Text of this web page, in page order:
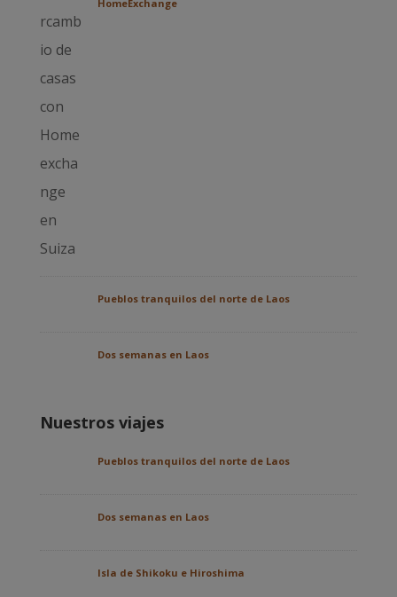
HomeExchange
Pueblos tranquilos del norte de Laos
Dos semanas en Laos
Nuestros viajes
Pueblos tranquilos del norte de Laos
Dos semanas en Laos
Isla de Shikoku e Hiroshima